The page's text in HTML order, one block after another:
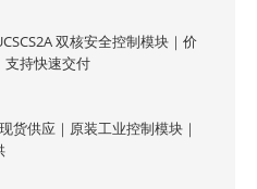
双核安全控制模块｜价
支持快速交付
货供应｜原装工业控制模块｜